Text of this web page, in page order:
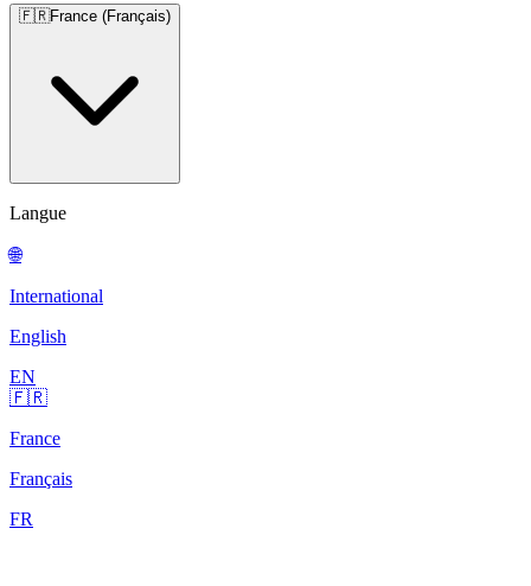
🇫🇷France (Français)
Langue
🌐
International
English
EN
🇫🇷
France
Français
FR